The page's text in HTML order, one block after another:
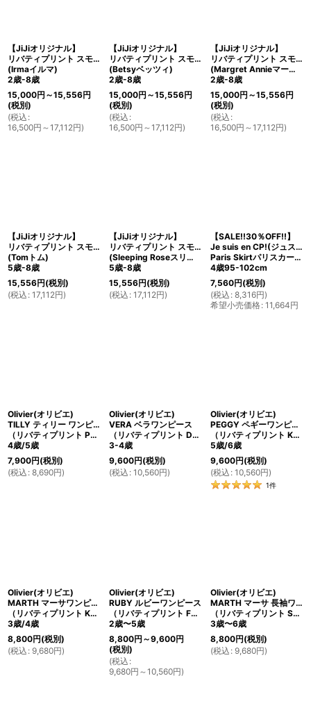
【JiJiオリジナル】
リバティプリント スモッキングワンピース
(Irmaイルマ)
2歳-8歳
15,000円 ～15,556円
(税別)
(税込 :
16,500円 ～17,112円)
【JiJiオリジナル】
リバティプリント スモッキングワンピース
(Betsyベッツィ)
2歳-8歳
15,000円 ～15,556円
(税別)
(税込 :
16,500円 ～17,112円)
【JiJiオリジナル】
リバティプリント スモッキングワンピース
(Margret Annieマーガレット・アニー)
2歳-8歳
15,000円 ～15,556円
(税別)
(税込 :
16,500円 ～17,112円)
【JiJiオリジナル】
リバティプリント スモッキングワンピース
(Tomトム)
5歳-8歳
15,556円(税別)
(税込 : 17,112円)
【JiJiオリジナル】
リバティプリント スモッキングワンピース
(Sleeping Roseスリーピング・ローズ)
5歳-8歳
15,556円(税別)
(税込 : 17,112円)
【SALE!!30％OFF!!】
Je suis en CP!(ジュスィザンセーペー)
Paris Skirtパリスカート(リバティプリント Hesketh ヘスケス)
4歳95-102cm
7,560円(税別)
(税込 : 8,316円)
希望小売価格: 11,664円
Olivier(オリビエ)
TILLY ティリー ワンピース
（リバティプリント Phoebe Red フィービーレッド）
4歳/5歳
7,900円(税別)
(税込 : 8,690円)
Olivier(オリビエ)
VERA ベラワンピース
（リバティプリント Daisy Daisyデイジーデイジー）
3-4歳
9,600円(税別)
(税込 : 10,560円)
Olivier(オリビエ)
PEGGY ペギーワンピース
（リバティプリント Katie and Millie Blueケイティ・アンド・ミリー・ブルー）
5歳/6歳
9,600円(税別)
(税込 : 10,560円)
1件
Olivier(オリビエ)
MARTH マーサワンピース
（リバティプリント Katie and Millie ケイティ・アンド・ミリー）
3歳/4歳
8,800円(税別)
(税込 : 9,680円)
Olivier(オリビエ)
RUBY ルビーワンピース
（リバティプリント Feliciteフェリシテ）
2歳〜5歳
8,800円 ～9,600円
(税別)
(税込 :
9,680円 ～10,560円)
Olivier(オリビエ)
MARTH マーサ 長袖ワンピース
（リバティプリント Swirling Petals スワイリング・ペタルス）
3歳〜6歳
8,800円(税別)
(税込 : 9,680円)